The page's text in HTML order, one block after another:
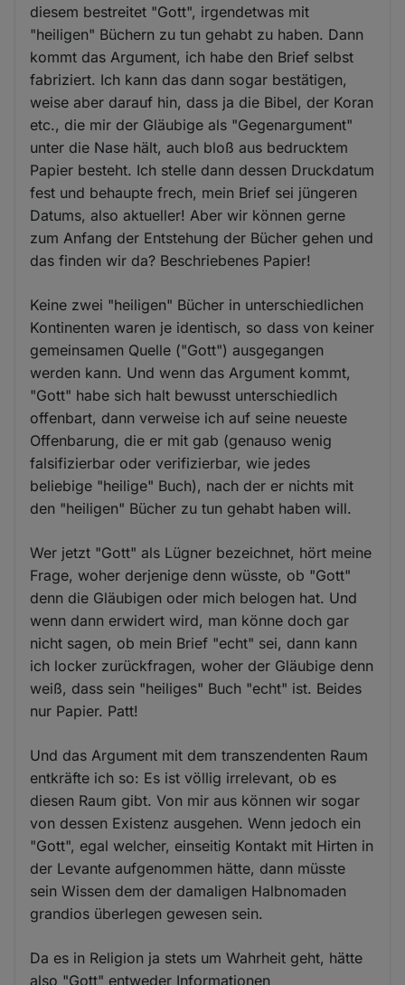
diesem bestreitet "Gott", irgendetwas mit
"heiligen" Büchern zu tun gehabt zu haben. Dann
kommt das Argument, ich habe den Brief selbst
fabriziert. Ich kann das dann sogar bestätigen,
weise aber darauf hin, dass ja die Bibel, der Koran
etc., die mir der Gläubige als "Gegenargument"
unter die Nase hält, auch bloß aus bedrucktem
Papier besteht. Ich stelle dann dessen Druckdatum
fest und behaupte frech, mein Brief sei jüngeren
Datums, also aktueller! Aber wir können gerne
zum Anfang der Entstehung der Bücher gehen und
das finden wir da? Beschriebenes Papier!
Keine zwei "heiligen" Bücher in unterschiedlichen
Kontinenten waren je identisch, so dass von keiner
gemeinsamen Quelle ("Gott") ausgegangen
werden kann. Und wenn das Argument kommt,
"Gott" habe sich halt bewusst unterschiedlich
offenbart, dann verweise ich auf seine neueste
Offenbarung, die er mit gab (genauso wenig
falsifizierbar oder verifizierbar, wie jedes
beliebige "heilige" Buch), nach der er nichts mit
den "heiligen" Bücher zu tun gehabt haben will.
Wer jetzt "Gott" als Lügner bezeichnet, hört meine
Frage, woher derjenige denn wüsste, ob "Gott"
denn die Gläubigen oder mich belogen hat. Und
wenn dann erwidert wird, man könne doch gar
nicht sagen, ob mein Brief "echt" sei, dann kann
ich locker zurückfragen, woher der Gläubige denn
weiß, dass sein "heiliges" Buch "echt" ist. Beides
nur Papier. Patt!
Und das Argument mit dem transzendenten Raum
entkräfte ich so: Es ist völlig irrelevant, ob es
diesen Raum gibt. Von mir aus können wir sogar
von dessen Existenz ausgehen. Wenn jedoch ein
"Gott", egal welcher, einseitig Kontakt mit Hirten in
der Levante aufgenommen hätte, dann müsste
sein Wissen dem der damaligen Halbnomaden
grandios überlegen gewesen sein.
Da es in Religion ja stets um Wahrheit geht, hätte
also "Gott" entweder Informationen